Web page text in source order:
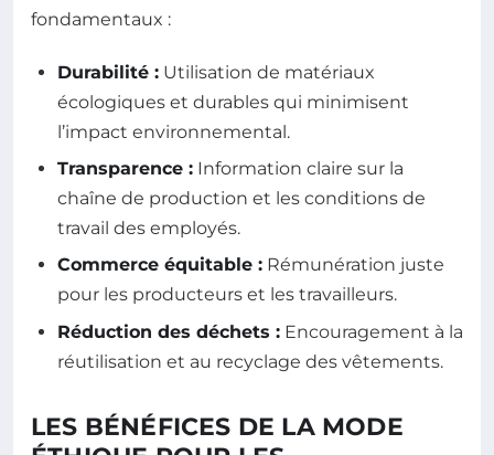
fondamentaux :
Durabilité : Utilisation de matériaux
écologiques et durables qui minimisent
l’impact environnemental.
Transparence : Information claire sur la
chaîne de production et les conditions de
travail des employés.
Commerce équitable : Rémunération juste
pour les producteurs et les travailleurs.
Réduction des déchets : Encouragement à la
réutilisation et au recyclage des vêtements.
LES BÉNÉFICES DE LA MODE